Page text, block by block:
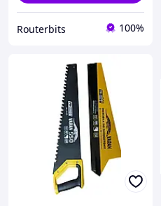
Routerbits 100%